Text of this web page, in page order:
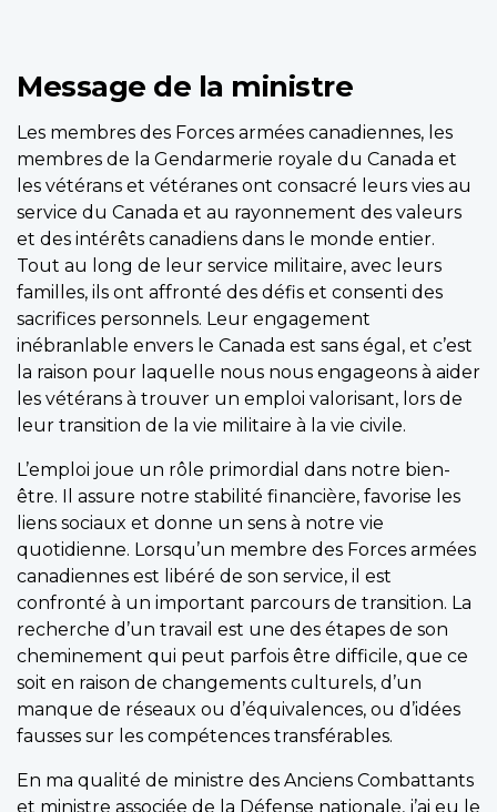
Message de la ministre
Les membres des Forces armées canadiennes, les
membres de la Gendarmerie royale du Canada et
les vétérans et vétéranes ont consacré leurs vies au
service du Canada et au rayonnement des valeurs
et des intérêts canadiens dans le monde entier.
Tout au long de leur service militaire, avec leurs
familles, ils ont affronté des défis et consenti des
sacrifices personnels. Leur engagement
inébranlable envers le Canada est sans égal, et c’est
la raison pour laquelle nous nous engageons à aider
les vétérans à trouver un emploi valorisant, lors de
leur transition de la vie militaire à la vie civile.
L’emploi joue un rôle primordial dans notre bien-
être. Il assure notre stabilité financière, favorise les
liens sociaux et donne un sens à notre vie
quotidienne. Lorsqu’un membre des Forces armées
canadiennes est libéré de son service, il est
confronté à un important parcours de transition. La
recherche d’un travail est une des étapes de son
cheminement qui peut parfois être difficile, que ce
soit en raison de changements culturels, d’un
manque de réseaux ou d’équivalences, ou d’idées
fausses sur les compétences transférables.
En ma qualité de ministre des Anciens Combattants
et ministre associée de la Défense nationale, j’ai eu le